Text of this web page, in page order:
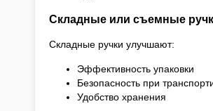
Складные или съемные
Складные ручки улучшают:
Эффективность упаковки
Безопасность при
Удобство хранения